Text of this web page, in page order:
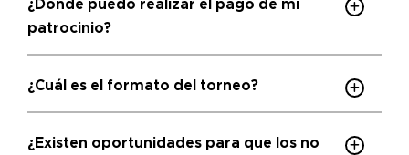
¿Dónde puedo realizar el pago de mi
patrocinio?
¿Cuál es el formato del torneo?
¿Existen oportunidades para que los no